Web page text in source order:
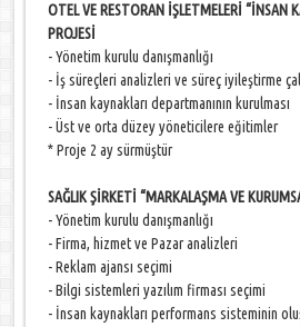
OTEL VE RESTORAN İŞLETMELERİ “İNSAN
PROJESİ
- Yönetim kurulu danışmanlığı
- İş süreçleri analizleri ve süreç iyileştirme
- İnsan kaynakları departmanının kurulması
- Üst ve orta düzey yöneticilere eğitimler
* Proje 2 ay sürmüştür
SAĞLIK ŞİRKETİ “MARKALAŞMA VE
- Yönetim kurulu danışmanlığı
- Firma, hizmet ve Pazar analizleri
- Reklam ajansı seçimi
- Bilgi sistemleri yazılım firması seçimi
- İnsan kaynakları performans sisteminin